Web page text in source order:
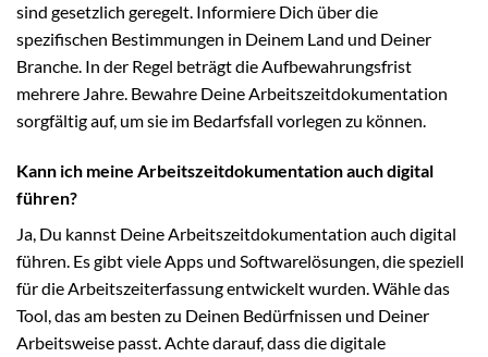
sind gesetzlich geregelt. Informiere Dich über die
spezifischen Bestimmungen in Deinem Land und Deiner
Branche. In der Regel beträgt die Aufbewahrungsfrist
mehrere Jahre. Bewahre Deine Arbeitszeitdokumentation
sorgfältig auf, um sie im Bedarfsfall vorlegen zu können.
Kann ich meine Arbeitszeitdokumentation auch digital
führen?
Ja, Du kannst Deine Arbeitszeitdokumentation auch digital
führen. Es gibt viele Apps und Softwarelösungen, die speziell
für die Arbeitszeiterfassung entwickelt wurden. Wähle das
Tool, das am besten zu Deinen Bedürfnissen und Deiner
Arbeitsweise passt. Achte darauf, dass die digitale